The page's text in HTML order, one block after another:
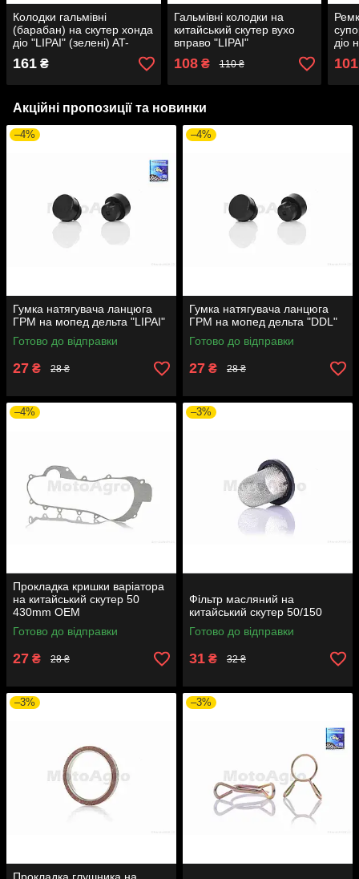
Колодки гальмівні
(барабан) на скутер хонда
діо "LIPAI" (зелені) AT-
17449
161 ₴
Гальмівні колодки на
китайський скутер вухо
вправо "LIPAI"
108₴ 110 ₴
діо
101
Акційні пропозиції та новинки
–4%
Гумка натягувача ланцюга
ГРМ на мопед дельта "LIPAI"
Готово до відправки
27 ₴ 28 ₴
–4%
Гумка натягувача ланцюга
ГРМ на мопед дельта "DDL"
Готово до відправки
27 ₴ 28 ₴
–4%
Прокладка кришки варіатора
на китайський скутер 50
430mm OEM
Готово до відправки
27 ₴ 28 ₴
–3%
Фільтр масляний на
китайський скутер 50/150
Готово до відправки
31 ₴ 32 ₴
–3% –3%